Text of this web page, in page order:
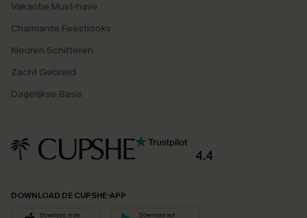
Vakantie Must-have
Charmante Feestlooks
Kleuren Schitteren
Zacht Gebreid
Dagelijkse Basis
4.4
DOWNLOAD DE CUPSHE-APP